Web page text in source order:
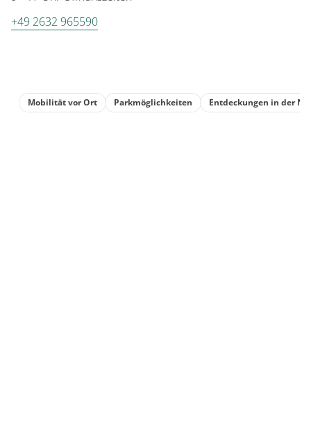
+49 2632 965590
Mobilität vor Ort Parkmöglichkeiten Entdeckungen in der